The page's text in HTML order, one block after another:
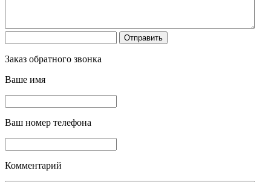
Заказ обратного звонка
Ваше имя
Ваш номер телефона
Комментарий